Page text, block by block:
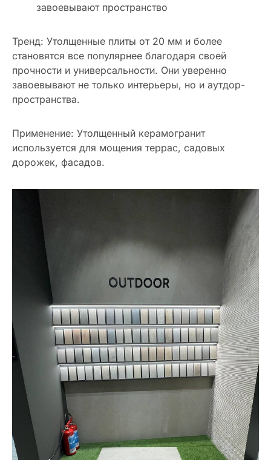
завоевывают пространство
Тренд: Утолщенные плиты от 20 мм и более
становятся все популярнее благодаря своей
прочности и универсальности. Они уверенно
завоевывают не только интерьеры, но и аутдор-
пространства.
Применение: Утолщенный керамогранит
используется для мощения террас, садовых
дорожек, фасадов.